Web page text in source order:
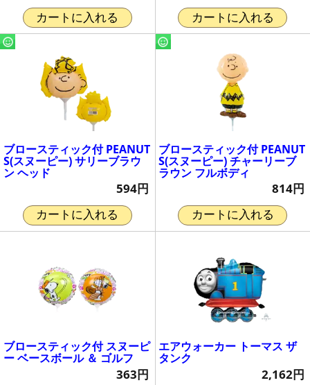
カートに入れる カートに入れる
ブロースティック付 PEANUT
S(スヌーピー) サリーブラウ
ン ヘッド
594円
カートに入れる
ブロースティック付 PEANUT
S(スヌーピー) チャーリーブ
ラウン フルボディ
814円
カートに入れる
ブロースティック付 スヌーピ
ー ベースボール ＆ ゴルフ
363円
エアウォーカー トーマス ザ
タンク
2,162円